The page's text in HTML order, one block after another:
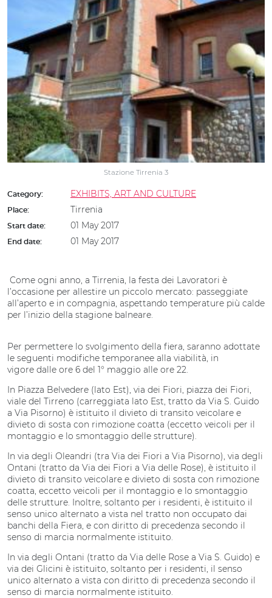
Stazione Tirrenia 3
Category: EXHIBITS, ART AND CULTURE
Place: Tirrenia
Start date: 01 May 2017
End date: 01 May 2017
Come ogni anno, a Tirrenia, la festa dei Lavoratori è
l’occasione per allestire un piccolo mercato: passeggiate
all’aperto e in compagnia, aspettando temperature più calde
per l’inizio della stagione balneare.
Per permettere lo svolgimento della fiera, saranno adottate
le seguenti modifiche temporanee alla viabilità, in
vigore dalle ore 6 del 1° maggio alle ore 22.
In Piazza Belvedere (lato Est), via dei Fiori, piazza dei Fiori,
viale del Tirreno (carreggiata lato Est, tratto da Via S. Guido
a Via Pisorno) è istituito il divieto di transito veicolare e
divieto di sosta con rimozione coatta (eccetto veicoli per il
montaggio e lo smontaggio delle strutture).
In via degli Oleandri (tra Via dei Fiori a Via Pisorno), via degli
Ontani (tratto da Via dei Fiori a Via delle Rose), è istituito il
divieto di transito veicolare e divieto di sosta con rimozione
coatta, eccetto veicoli per il montaggio e lo smontaggio
delle strutture. Inoltre, soltanto per i residenti, è istituito il
senso unico alternato a vista nel tratto non occupato dai
banchi della Fiera, e con diritto di precedenza secondo il
senso di marcia normalmente istituito.
In via degli Ontani (tratto da Via delle Rose a Via S. Guido) e
via dei Glicini è istituito, soltanto per i residenti, il senso
unico alternato a vista con diritto di precedenza secondo il
senso di marcia normalmente istituito.